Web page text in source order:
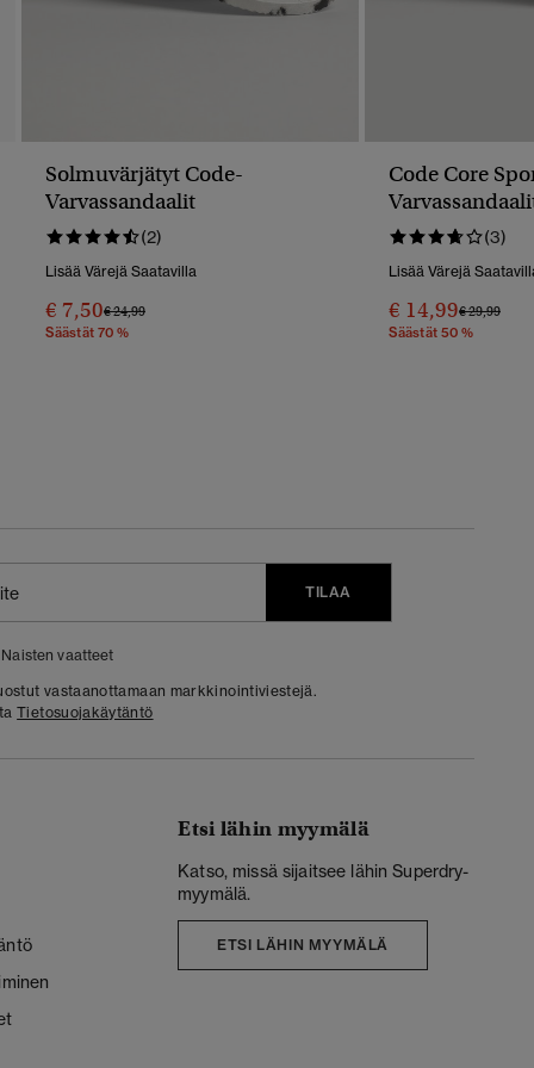
Solmuvärjätyt Code-
Varvassandaalit
(2)
Lisää Värejä Saatavilla
€ 7,50Hinta Alennettu Hinnasta
€ 24,99Hintaan
Säästät 70 %
Code Core
(3)
Lisää Värejä
€ 14,99Hinta
€ 29,99
Säästät 50 %
TILAA
Naisten vaatteet
vastaanottamaan markkinointiviestejä.
Tietosuojakäytäntö
Etsi lähin myymälä
Katso, missä sijaitsee lähin Superdry-
myymälä.
ETSI LÄHIN MYYMÄLÄ